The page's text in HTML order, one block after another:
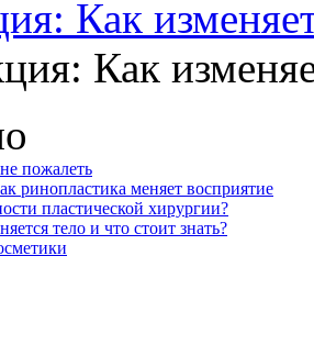
Как
пожалеть
ринопластика меняет восприятие
пластической хирургии?
тело и что стоит знать?